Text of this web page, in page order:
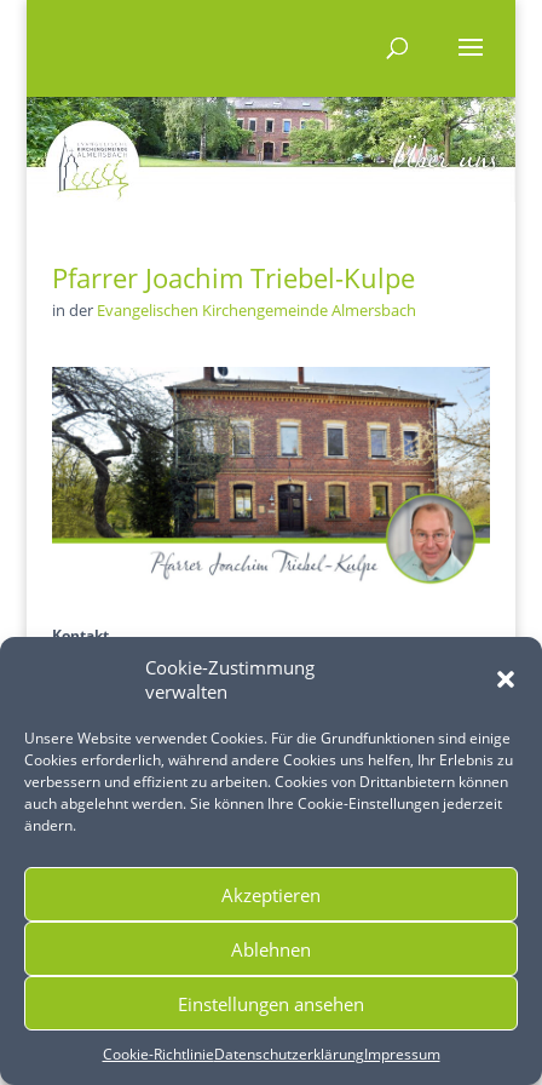
Cookie-Zustimmung
verwalten
Unsere Website verwendet Cookies. Für die Grundfunktionen sind einige
Cookies erforderlich, während andere Cookies uns helfen, Ihr Erlebnis zu
verbessern und effizient zu arbeiten. Cookies von Drittanbietern können
auch abgelehnt werden. Sie können Ihre Cookie-Einstellungen jederzeit
ändern.
Akzeptieren
Ablehnen
Einstellungen ansehen
Cookie-RichtlinieDatenschutzerklärungImpressum
Pfarrer Joachim Triebel-Kulpe
in der Evangelischen Kirchengemeinde Almersbach
Kontakt
Pfarrer Joachim Triebel-Kulpe
T:02681 2864
M:Joachim.Triebel-Kulpe@Kirche-Almersbach.de
Sprechstunden nach telefonischer Absprache.
© Evangelische Kirchengemeinde Almersbach, 2023